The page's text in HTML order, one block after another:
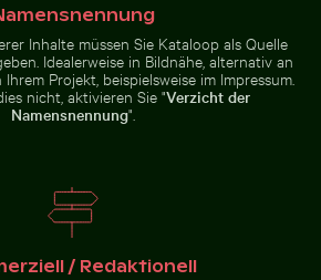
Leuchtend
Oleanderblüten
in Natürlicher
Umgebung
Charlottenburg,
Berlin
Inhalte müssen Sie Kataloop als Quelle
Idealerweise in Bildnähe, alternativ an
Projekt, beispielsweise im Impressum.
nicht, aktivieren Sie "Verzicht der
Namensnennung".
/ Redaktionell